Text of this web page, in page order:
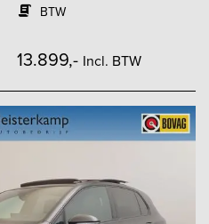
BTW
13.899,- Incl. BTW